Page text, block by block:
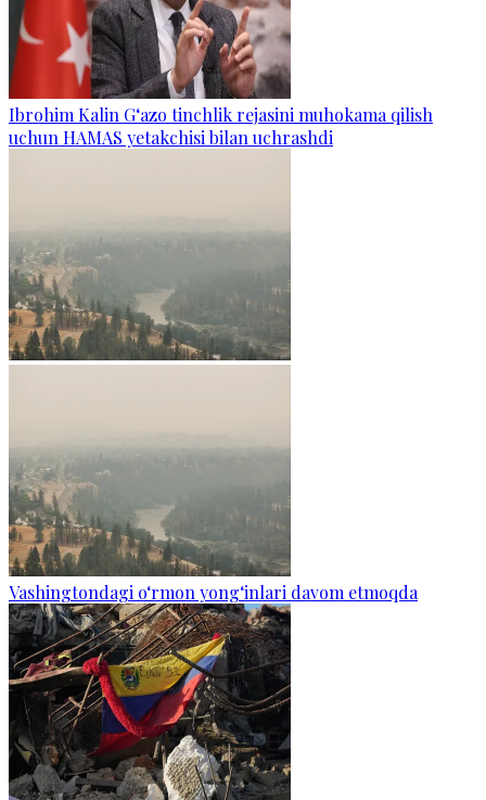
Ibrohim Kalin G‘azo tinchlik rejasini muhokama qilish
uchun HAMAS yetakchisi bilan uchrashdi
Vashingtondagi o‘rmon yong‘inlari davom etmoqda